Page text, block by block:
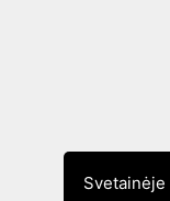
Svetainėje